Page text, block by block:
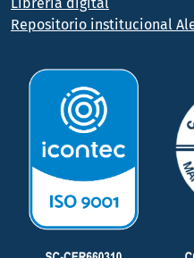
Repositorio institucional